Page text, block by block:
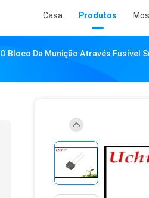
Casa Produtos
O Bloco Da Munição Através Fusível